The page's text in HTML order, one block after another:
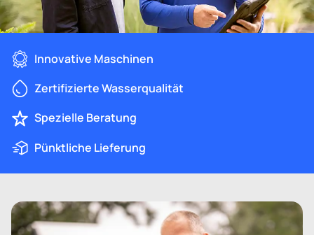
Innovative Maschinen
Zertifizierte Wasserqualität
Spezielle Beratung
Pünktliche Lieferung